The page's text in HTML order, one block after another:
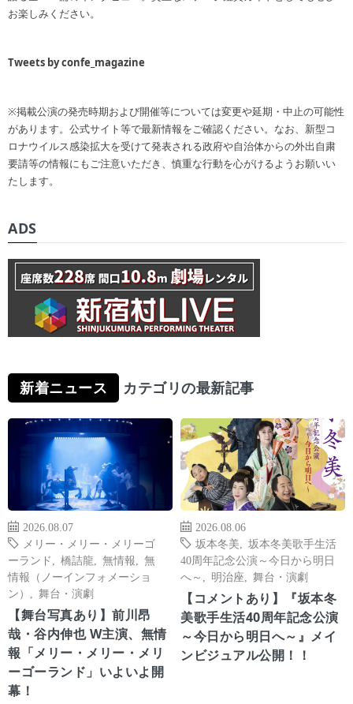
お楽しみください。
Tweets by confe_magazine
※掲載公演の発売時期および開催等については変更や延期・中止の可能性
があります。公式サイト等で最新情報をご確認ください。なお、新型コ
ロナウイルス感染拡大を受けて発表される政府や自治体からの外出自粛
要請等の情報にもご注意いただき、慎重な行動を心がけるようお願いい
たします。
ADS
新着ニュース カテゴリの最新記事
2026.08.07
メリー・メリー・メリーゴ
ーランド
橋詰龍 無情報
無
情報（ノーインフォメーショ
ン）
舞台・演劇
【舞台写真あり】前川昂
哉・谷内伸也 W主演、無情
報「メリー・メリー・メリ
ーゴーランド」いよいよ開
幕！
2026.08.06
坂本冬美
坂本冬美歌手生活
40周年記念公演～今日から明日
へ～
明治座 舞台・演劇
【コメントあり】『坂本冬
美歌手生活40周年記念公演
～今日から明日へ～』メイ
ンビジュアル公開！！